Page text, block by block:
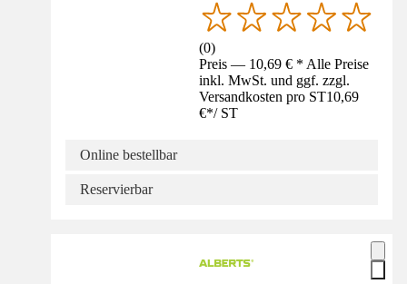
(0)
Preis — 10,69 € * Alle Preise
inkl. MwSt. und ggf. zzgl.
Versandkosten pro ST10,69
€*/ ST
Online bestellbar
Reservierbar